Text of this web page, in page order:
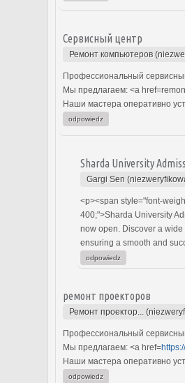
Сервисный центр
Ремонт компьютеров
Профессиональный
Мы предлагаем: <a
Наши мастера оперативно
odpowiedz
Sharda University
Gargi Sen
<p><span style="font-
400;">Sharda University
now open. Discover a
ensuring a smooth and
odpowiedz
ремонт проекторов
Ремонт проектор...
Профессиональный
Мы предлагаем: <a href=
Наши мастера оперативно
odpowiedz